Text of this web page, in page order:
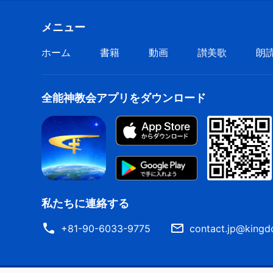
真理を追い求める者は神の救いを得
神を真に信じる者は恵みを受ける
神の義なる性質を我らは賛える
我らの賛美の歌は空まで届く
全能神の働きは実に奇しい
神の言葉はすべてを成し遂げる
メニュー
ホーム 書籍 動画 讃美歌 朗
全能神教会アプリをダウンロード
私たちに連絡する
+81-90-6033-9775